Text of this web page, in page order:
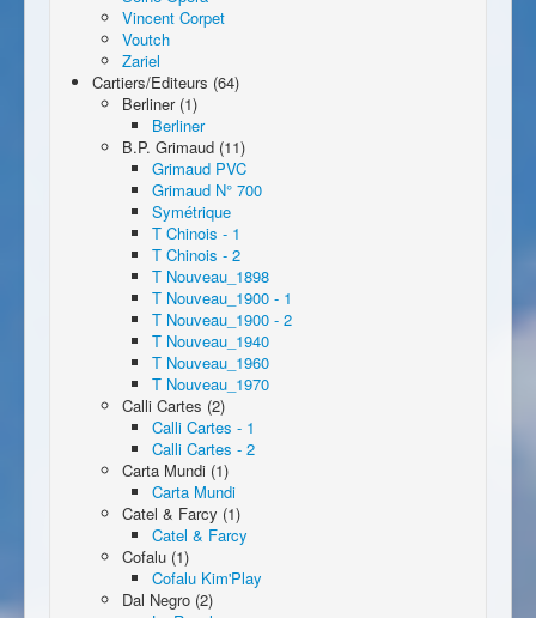
Vincent Corpet
Voutch
Zariel
Cartiers/Editeurs (64)
Berliner (1)
Berliner
B.P. Grimaud (11)
Grimaud PVC
Grimaud N° 700
Symétrique
T Chinois - 1
T Chinois - 2
T Nouveau_1898
T Nouveau_1900 - 1
T Nouveau_1900 - 2
T Nouveau_1940
T Nouveau_1960
T Nouveau_1970
Calli Cartes (2)
Calli Cartes - 1
Calli Cartes - 2
Carta Mundi (1)
Carta Mundi
Catel & Farcy (1)
Catel & Farcy
Cofalu (1)
Cofalu Kim'Play
Dal Negro (2)